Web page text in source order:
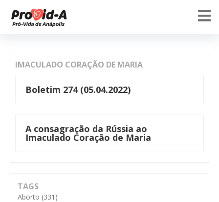
TAGS
Aborto (331)
IMACULADO CORAÇÃO DE MARIA
Boletim 274 (05.04.2022)
A consagração da Rússia ao
Imaculado Coração de Maria